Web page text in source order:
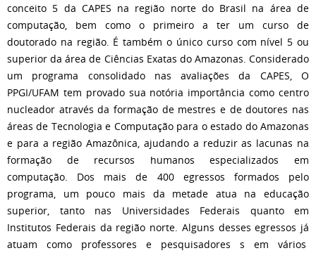
conceito 5 da CAPES na região norte do Brasil na área de
computação, bem como o primeiro a ter um curso de
doutorado na região. É também o único curso com nível 5 ou
superior da área de Ciências Exatas do Amazonas. Considerado
um programa consolidado nas avaliações da CAPES, O
PPGI/UFAM tem provado sua notória importância como centro
nucleador através da formação de mestres e de doutores nas
áreas de Tecnologia e Computação para o estado do Amazonas
e para a região Amazônica, ajudando a reduzir as lacunas na
formação de recursos humanos especializados em
computação. Dos mais de 400 egressos formados pelo
programa, um pouco mais da metade atua na educação
superior, tanto nas Universidades Federais quanto em
Institutos Federais da região norte. Alguns desses egressos já
atuam como professores e pesquisadores s em vários